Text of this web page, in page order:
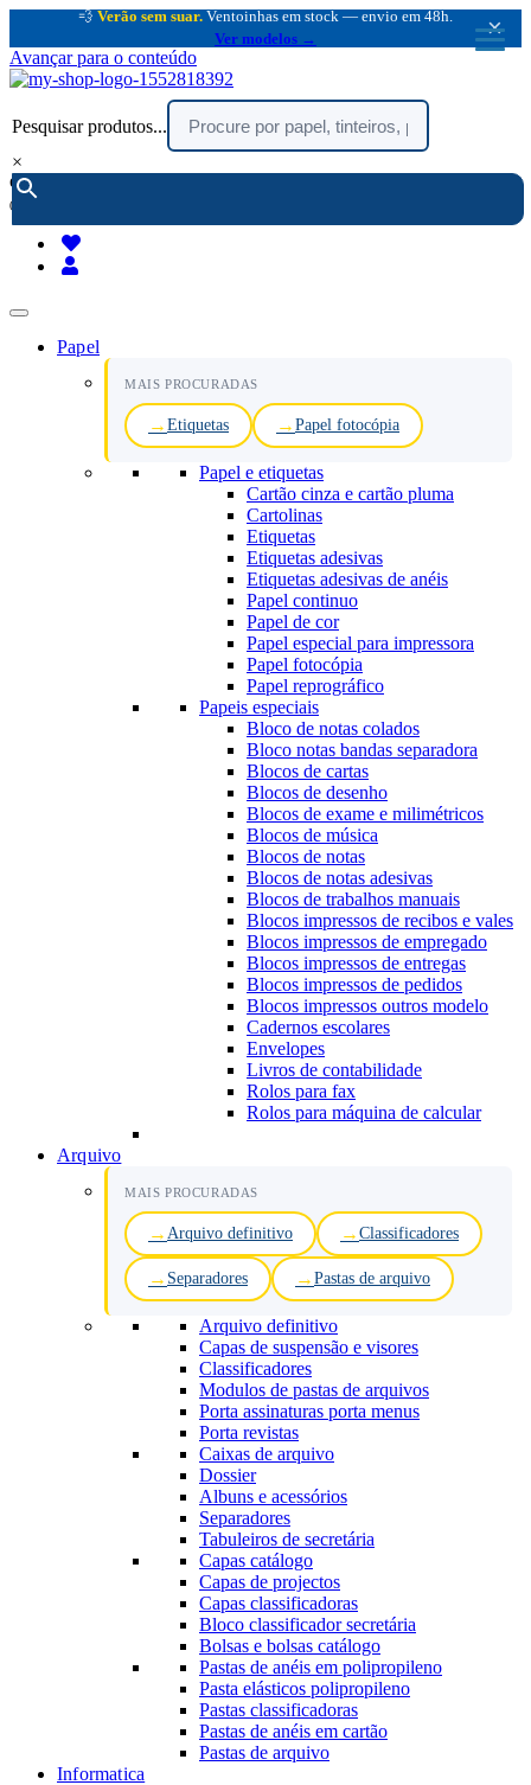
💨 Verão sem suar. Ventoinhas em stock — envio em 48h.
Ver modelos →
×
Avançar para o conteúdo
Pesquisar produtos...
×
encomendar por telefone :
(chamada rede fixa nacional)
Papel
MAIS PROCURADAS
Etiquetas Papel fotocópia
Papel e etiquetas
Cartão cinza e cartão pluma
Cartolinas
Etiquetas
Etiquetas adesivas
Etiquetas adesivas de anéis
Papel continuo
Papel de cor
Papel especial para impressora
Papel fotocópia
Papel reprográfico
Papeis especiais
Bloco de notas colados
Bloco notas bandas separadora
Blocos de cartas
Blocos de desenho
Blocos de exame e milimétricos
Blocos de música
Blocos de notas
Blocos de notas adesivas
Blocos de trabalhos manuais
Blocos impressos de recibos e vales
Blocos impressos de empregado
Blocos impressos de entregas
Blocos impressos de pedidos
Blocos impressos outros modelo
Cadernos escolares
Envelopes
Livros de contabilidade
Rolos para fax
Rolos para máquina de calcular
Arquivo
MAIS PROCURADAS
Arquivo definitivo Classificadores
Separadores Pastas de arquivo
Arquivo definitivo
Capas de suspensão e visores
Classificadores
Modulos de pastas de arquivos
Porta assinaturas porta menus
Porta revistas
Caixas de arquivo
Dossier
Albuns e acessórios
Separadores
Tabuleiros de secretária
Capas catálogo
Capas de projectos
Capas classificadoras
Bloco classificador secretária
Bolsas e bolsas catálogo
Pastas de anéis em polipropileno
Pasta elásticos polipropileno
Pastas classificadoras
Pastas de anéis em cartão
Pastas de arquivo
Informatica